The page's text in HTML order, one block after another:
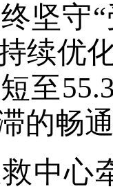
坚守
续优
至
的畅
心牵